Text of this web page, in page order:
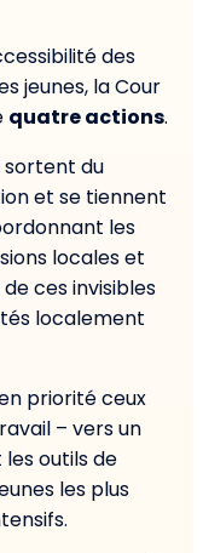
des
jeunes, la Cour
quatre actions.
sortent du
et se tiennent
les
locales et
ces invisibles
localement
priorité ceux
– vers un
outils de
les plus